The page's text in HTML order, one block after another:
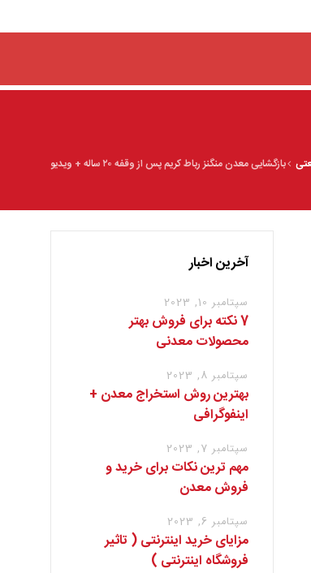
بازگشایی معدن منگنز رباط کریم پس از وقفه ۲۰ ساله + ویدیو
آخرین اخبار
سپتامبر 10, 2023
7 نکته برای فروش بهتر
محصولات معدنی
سپتامبر 8, 2023
بهترین روش استخراج معدن +
اینفوگرافی
سپتامبر 7, 2023
مهم ترین نکات برای خرید و
فروش معدن
سپتامبر 6, 2023
مزایای خرید اینترنتی ( تاثیر
فروشگاه اینترنتی )